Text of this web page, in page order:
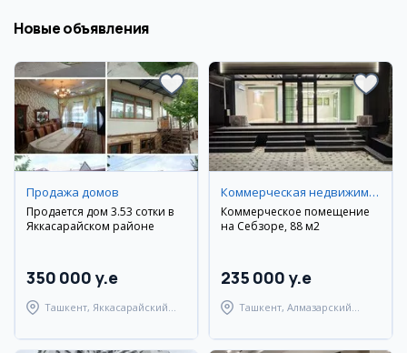
Новые объявления
Продажа домов
Продается дом 3.53 сотки в
Яккасарайском районе
350 000 y.e
Ташкент, Яккасарайский
Коммерческая недвижимость
Коммерческое помещение
на Себзоре, 88 м2
235 000 y.e
Ташкент, Алмазарский